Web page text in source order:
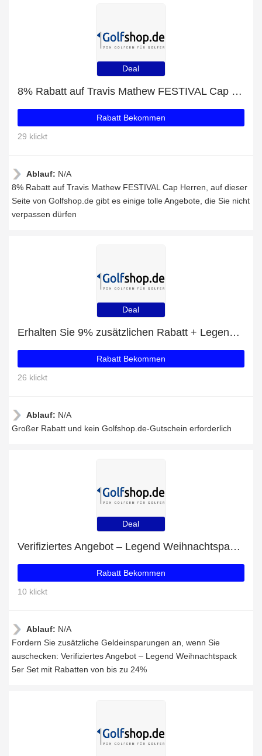
Deal
8% Rabatt auf Travis Mathew FESTIVAL Cap Herren
Rabatt Bekommen
29 klickt
Ablauf: N/A
8% Rabatt auf Travis Mathew FESTIVAL Cap Herren, auf dieser
Seite von Golfshop.de gibt es einige tolle Angebote, die Sie nicht
verpassen dürfen
Deal
Erhalten Sie 9% zusätzlichen Rabatt + Legend Weihnachtspack mit 9% Rabatt
Rabatt Bekommen
26 klickt
Ablauf: N/A
Großer Rabatt und kein Golfshop.de-Gutschein erforderlich
Deal
Verifiziertes Angebot – Legend Weihnachtspack 5er Set mit Rabatten von bis zu 24%
Rabatt Bekommen
10 klickt
Ablauf: N/A
Fordern Sie zusätzliche Geldeinsparungen an, wenn Sie
auschecken: Verifiziertes Angebot – Legend Weihnachtspack
5er Set mit Rabatten von bis zu 24%